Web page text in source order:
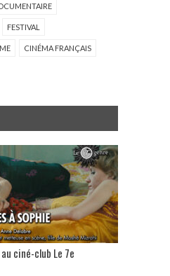
FESTIVAL
CINÉMA FRANÇAIS
au ciné-club Le 7e